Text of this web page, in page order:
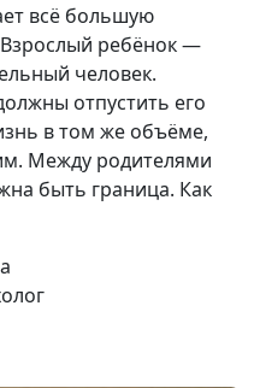
Мараханова,
Вачева,
Мараханова,
Вачева,
#298
Флорьянович,
всё большую
ребёнок —
человек.
отпустить его
в том же объёме,
Между родителями
быть граница. Как